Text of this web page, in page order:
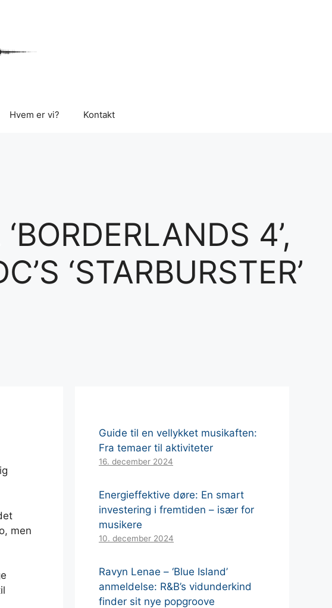
Hvem er vi? Kontakt
4’,
‘STARBURSTER’
men
Guide til en vellykket musikaften:
Fra temaer til aktiviteter
16. december 2024
Energieffektive døre: En smart
investering i fremtiden – især for
musikere
10. december 2024
Ravyn Lenae – ‘Blue Island’
anmeldelse: R&B’s vidunderkind
finder sit nye popgroove